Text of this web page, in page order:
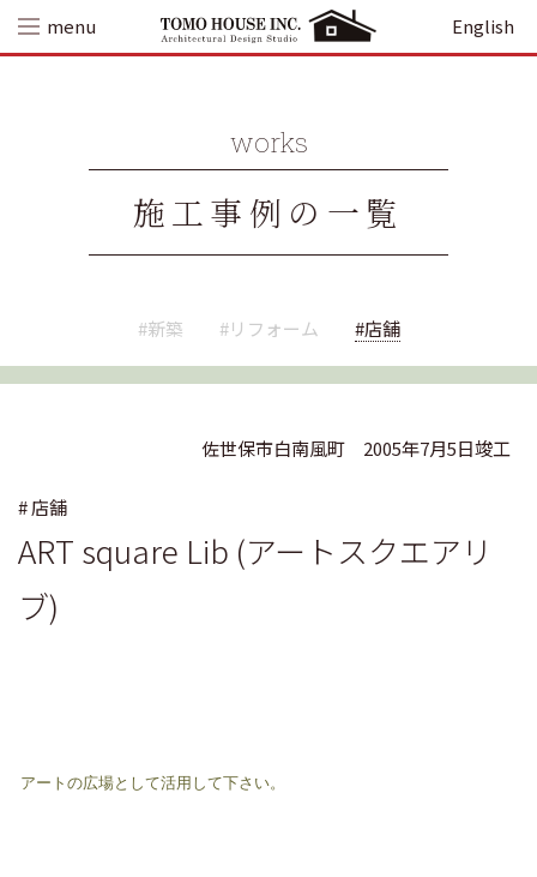
content
menu English
works
施工事例の一覧
#新築 #リフォーム #店舗
佐世保市白南風町 2005年7月5日竣工
# 店舗
ART square Lib (アートスクエアリ
ブ)
アートの広場として活用して下さい。